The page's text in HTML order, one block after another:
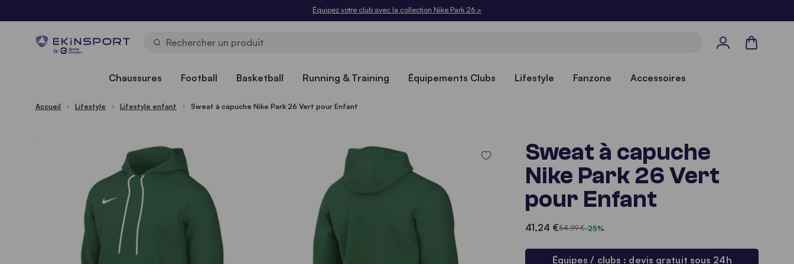
Livraison offerte dès 50€. Retours gratuits sous 30 jours.
by
Panier
Chaussures Football Basketball Running & Training Équipements Clubs Lifestyle Fanzone Accessoires
Accueil Lifestyle Lifestyle enfant Sweat à capuche Nike Park 26 Vert pour Enfant
Sweat à capuche
Nike Park 26 Vert
pour Enfant
41,24 €54,99 €-25%
Équipes / clubs : devis gratuit sous 24h